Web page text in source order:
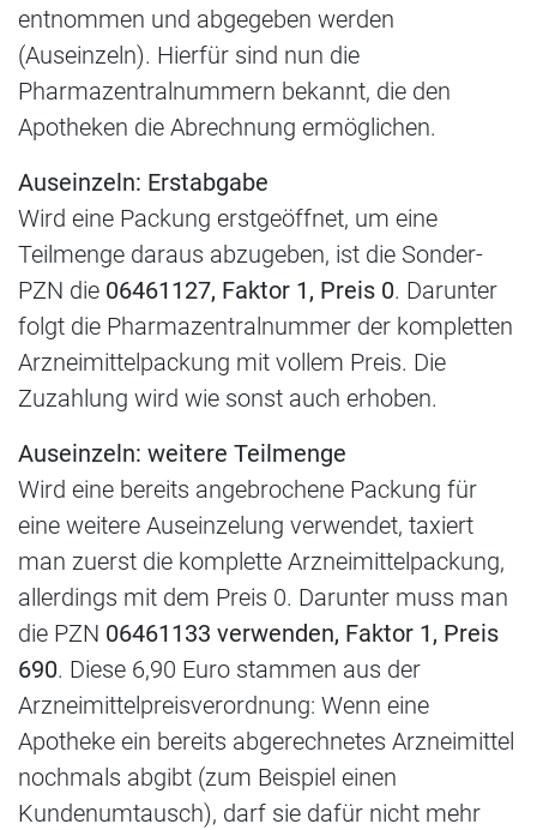
entnommen und abgegeben werden
(Auseinzeln). Hierfür sind nun die
Pharmazentralnummern bekannt, die den
Apotheken die Abrechnung ermöglichen.
Auseinzeln: Erstabgabe
Wird eine Packung erstgeöffnet, um eine
Teilmenge daraus abzugeben, ist die Sonder-
PZN die 06461127, Faktor 1, Preis 0. Darunter
folgt die Pharmazentralnummer der kompletten
Arzneimittelpackung mit vollem Preis. Die
Zuzahlung wird wie sonst auch erhoben.
Auseinzeln: weitere Teilmenge
Wird eine bereits angebrochene Packung für
eine weitere Auseinzelung verwendet, taxiert
man zuerst die komplette Arzneimittelpackung,
allerdings mit dem Preis 0. Darunter muss man
die PZN 06461133 verwenden, Faktor 1, Preis
690. Diese 6,90 Euro stammen aus der
Arzneimittelpreisverordnung: Wenn eine
Apotheke ein bereits abgerechnetes Arzneimittel
nochmals abgibt (zum Beispiel einen
Kundenumtausch), darf sie dafür nicht mehr